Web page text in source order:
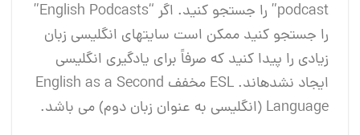
podcast” را جستجو کنید. اگر “English Podcasts”
را جستجو کنید ممکن است سایت‎های انگلیسی زبان
زیادی را پیدا کنید که صرفاً برای یادگیری انگلیسی
ایجاد نشده‎اند. ESL مخفف English as a Second
Language (انگلیسی به عنوان زبان دوم) می باشد.